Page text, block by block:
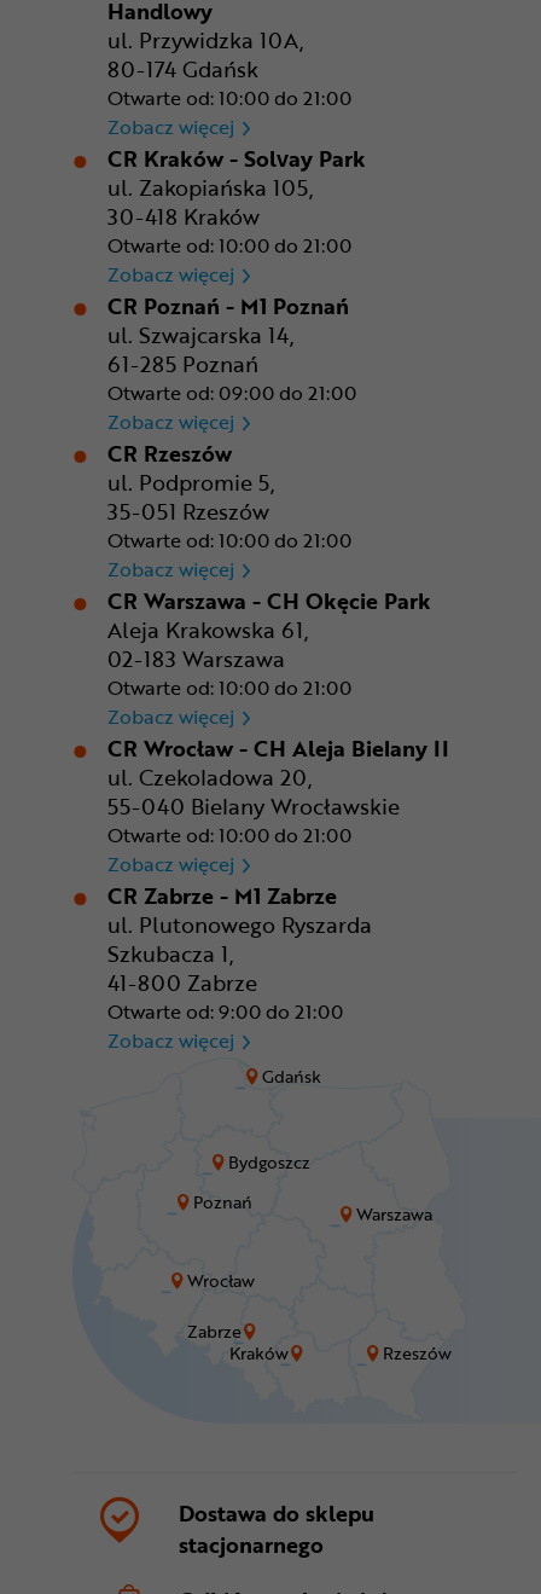
Bydgoszcz
Gdańsk
Kraków
Poznań
Rzeszów
Warszawa
Wrocław
Zabrze
Handlowy
ul. Przywidzka 10A,
80-174 Gdańsk
Otwarte od: 10:00 do 21:00
Zobacz więcej CR Gdańsk - Morski Park
CR Kraków - Solvay Park
ul. Zakopiańska 105,
30-418 Kraków
Otwarte od: 10:00 do 21:00
Zobacz więcej CR Kraków - Solvay Park
CR Poznań - M1 Poznań
ul. Szwajcarska 14,
61-285 Poznań
Otwarte od: 09:00 do 21:00
Zobacz więcej CR Poznań - M1 Poznań
CR Rzeszów
ul. Podpromie 5,
35-051 Rzeszów
Otwarte od: 10:00 do 21:00
Zobacz więcej CR Rzeszów
CR Warszawa - CH Okęcie Park
Aleja Krakowska 61,
02-183 Warszawa
Otwarte od: 10:00 do 21:00
Zobacz więcej CR Warszawa - CH Okęcie
CR Wrocław - CH Aleja Bielany II
ul. Czekoladowa 20,
55-040 Bielany Wrocławskie
Otwarte od: 10:00 do 21:00
Zobacz więcej CR Wrocław - CH Aleja
CR Zabrze - M1 Zabrze
ul. Plutonowego Ryszarda
Szkubacza 1,
41-800 Zabrze
Otwarte od: 9:00 do 21:00
Zobacz więcej CR Zabrze - M1 Zabrze
Dostawa do sklepu
stacjonarnego